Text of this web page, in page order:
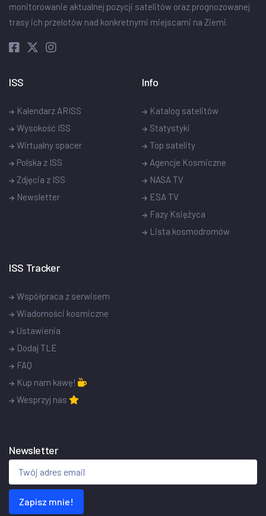
monitorowanie aktualnej pozycji satelitów oraz prognozowanej
trasy ich przelotów nad konkretnymi miejscami na Ziemi.
ISS
Kalendarz ARISS
Wysokość ISS
Wirtualny spacer
Polska z ISS
Zdjęcia z ISS
Newsletter
Info
Katalog satelitów
Statystyki
Top satelity
Agencje Kosmiczne
NASA TV
ESA TV
Fazy Księżyca
Lista kosmodromów
ISS Tracker
Współpraca z serwisem
Wiadomości kosmiczne
Ustawienia
Dodaj TLE
FAQ
Kup nam kawę!
Wesprzyj nas
Newsletter
Zapisz mnie!